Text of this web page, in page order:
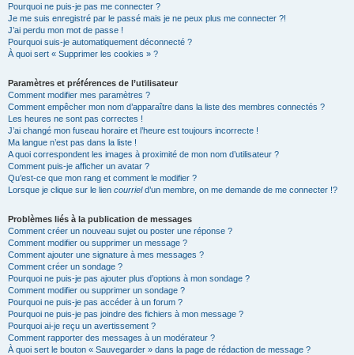
Pourquoi ne puis-je pas me connecter ?
Je me suis enregistré par le passé mais je ne peux plus me connecter ?!
J’ai perdu mon mot de passe !
Pourquoi suis-je automatiquement déconnecté ?
À quoi sert « Supprimer les cookies » ?
Paramètres et préférences de l’utilisateur
Comment modifier mes paramètres ?
Comment empêcher mon nom d’apparaître dans la liste des membres connectés ?
Les heures ne sont pas correctes !
J’ai changé mon fuseau horaire et l’heure est toujours incorrecte !
Ma langue n’est pas dans la liste !
A quoi correspondent les images à proximité de mon nom d’utilisateur ?
Comment puis-je afficher un avatar ?
Qu’est-ce que mon rang et comment le modifier ?
Lorsque je clique sur le lien courrield’un membre, on me demande de me connecter !?
Problèmes liés à la publication de messages
Comment créer un nouveau sujet ou poster une réponse ?
Comment modifier ou supprimer un message ?
Comment ajouter une signature à mes messages ?
Comment créer un sondage ?
Pourquoi ne puis-je pas ajouter plus d’options à mon sondage ?
Comment modifier ou supprimer un sondage ?
Pourquoi ne puis-je pas accéder à un forum ?
Pourquoi ne puis-je pas joindre des fichiers à mon message ?
Pourquoi ai-je reçu un avertissement ?
Comment rapporter des messages à un modérateur ?
À quoi sert le bouton « Sauvegarder » dans la page de rédaction de message ?